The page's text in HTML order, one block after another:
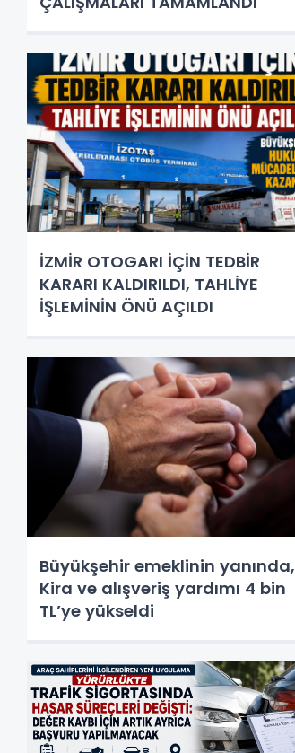
İZMİR OTOGARI İÇİN TEDBİR
KARARI KALDIRILDI, TAHLİYE
İŞLEMİNİN ÖNÜ AÇILDI
Büyükşehir emeklinin yanında,
Kira ve alışveriş yardımı 4 bin
TL’ye yükseldi